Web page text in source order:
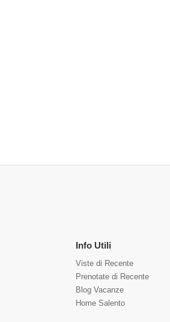
Info Utili
Viste di Recente
Prenotate di Recente
Blog Vacanze
Home Salento